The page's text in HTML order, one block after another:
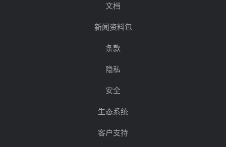
文档
新闻资料包
条款
隐私
安全
生态系统
客户支持